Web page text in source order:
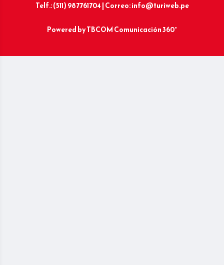
Telf.: (511) 987761704 | Correo: info@turiweb.pe
Powered byTBCOM Comunicación 360°